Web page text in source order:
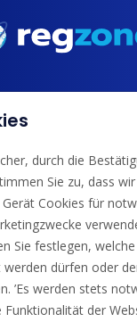
durch die
Sie zu, dass
Cookies für
Sie festlegen,
dürfen oder
’Es werden stets
Funktionalität der